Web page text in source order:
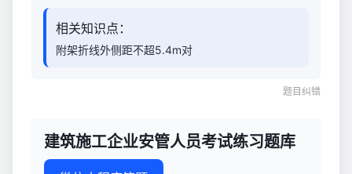
相关知识点：
附架折线外侧距不超5.4m对
题目纠错
建筑施工企业安管人员考试练习题库